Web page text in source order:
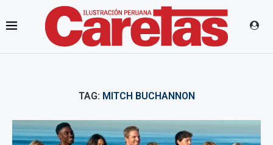
TAG: MITCH BUCHANNON